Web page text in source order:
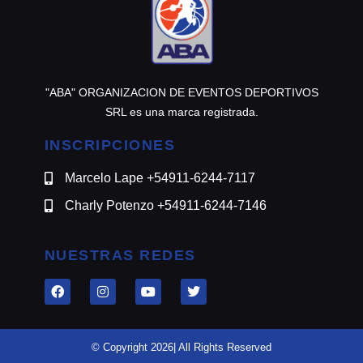
"ABA" ORGANIZACION DE EVENTOS DEPORTIVOS
SRL es una marca registrada.
INSCRIPCIONES
Marcelo Lape +54911-6244-7117
Charly Potenzo +54911-6244-7146
NUESTRAS REDES
© Copyright 2026| All Rights Reserved